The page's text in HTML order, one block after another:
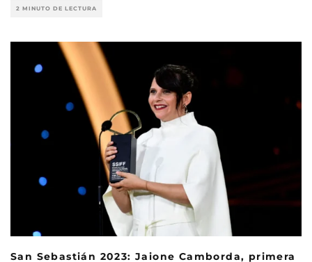
2 MINUTO DE LECTURA
San Sebastián 2023: Jaione Camborda, primera